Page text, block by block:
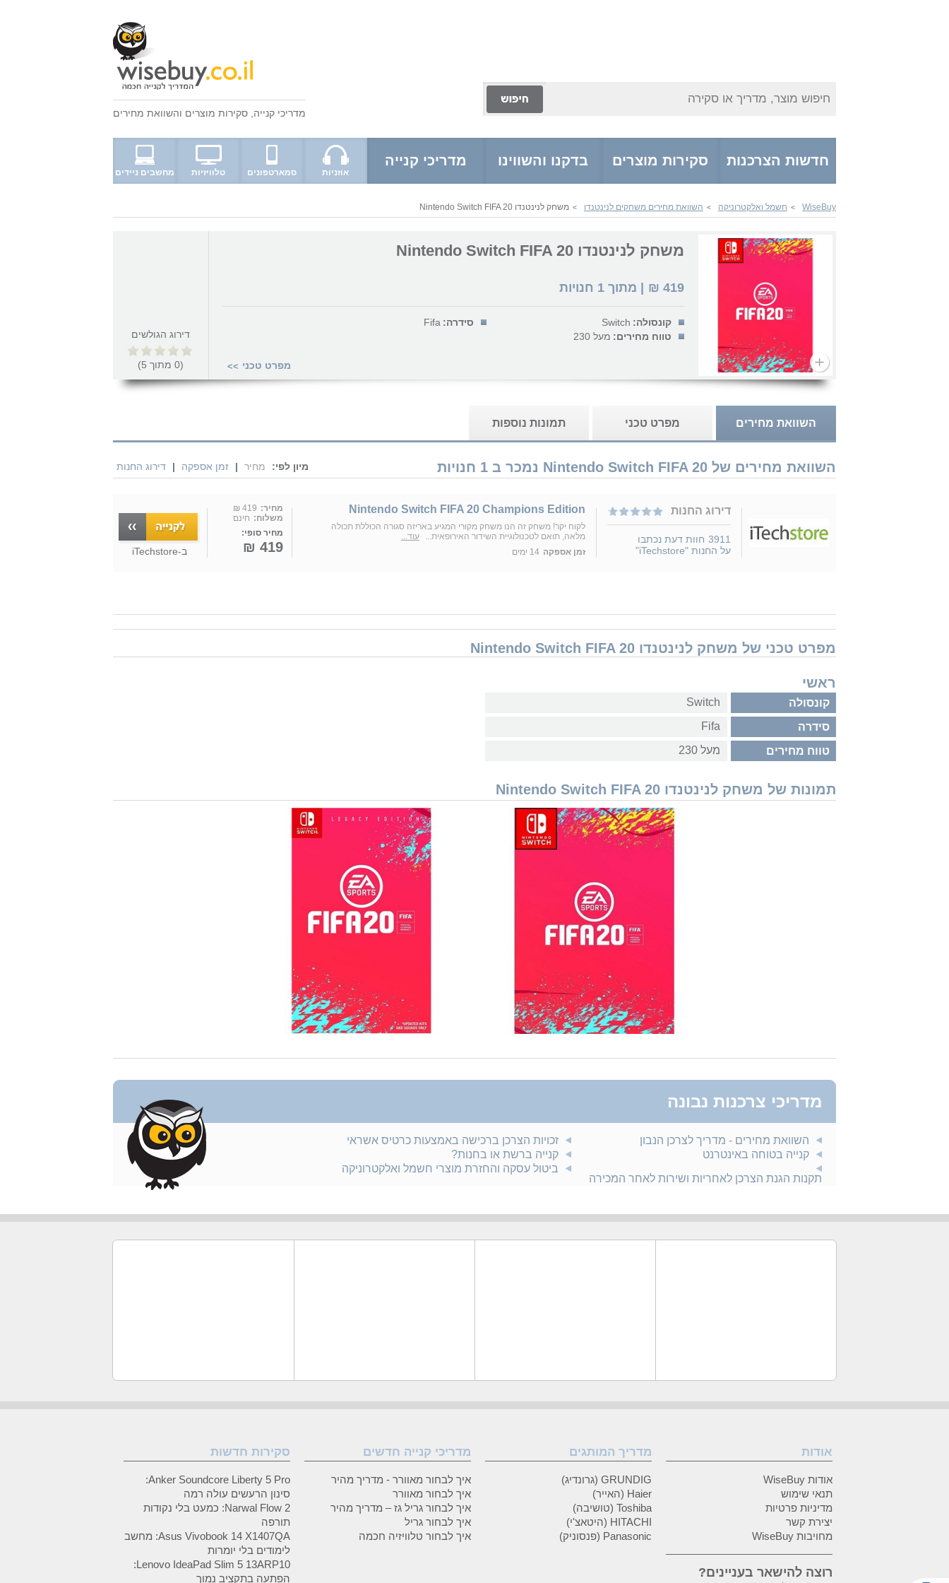
חיפוש מוצר, מדריך או סקירה
מדריכי קנייה סקירות מוצרים והשוואת מחירים
חדשות הצרכנות סקירות מוצרים בדקנו והשווינו מדריכי קנייה
אוזניות סמארטפונים טלוויזיות מחשבים ניידים
WiseBuy
> חשמל ואלקטרוניקה > השוואת מחירים משחקים לנינטנדו > משחק לנינטנדו Nintendo Switch FIFA 20
משחק לנינטנדו Nintendo Switch FIFA 20
419
₪ | מתוך 1 חנויות
קונסולה: Switch סידרה: Fifa
טווח מחירים: מעל 230
מפרט טכני >>
דירוג הגולשים
(
0 מתוך 5
)
השוואת מחירים מפרט טכני תמונות נוספות
השוואת מחירים של Nintendo Switch FIFA 20 נמכר ב 1 חנויות מיון לפי: מחיר | זמן אספקה | דירוג החנות
דירוג החנות
3911 חוות דעת נכתבו
על החנות "iTechstore"
Nintendo Switch FIFA 20 Champions Edition
לקוח יקר! משחק זה הנו משחק מקורי המגיע באריזה סגורה הכוללת תכולה
מלאה, תואם לטכנולוגיית השידור האירופאית...
עוד...
זמן אספקה 14 ימים
מחיר: 419 ₪
משלוח: חינם
מחיר סופי:
419 ₪ ב-iTechstore
מפרט טכני של משחק לנינטנדו Nintendo Switch FIFA 20
ראשי
קונסולה Switch
סידרה Fifa
טווח מחירים מעל 230
תמונות של משחק לנינטנדו Nintendo Switch FIFA 20
מדריכי צרכנות נבונה
השוואת מחירים - מדריך לצרכן הנבון
קנייה בטוחה באינטרנט
תקנות הגנת הצרכן לאחריות ושירות לאחר המכירה
זכויות הצרכן ברכישה באמצעות כרטיס אשראי
קנייה ברשת או בחנות?
ביטול עסקה והחזרת מוצרי חשמל ואלקטרוניקה
אודות
אודות WiseBuy
תנאי שימוש
מדיניות פרטיות
יצירת קשר
מחויבות WiseBuy
רוצה להישאר בעניינים?
מדריך המותגים
GRUNDIG (גרונדיג)
Haier (האייר)
Toshiba (טושיבה)
HITACHI (היטאצ'י)
Panasonic (פנסוניק)
מדריכי קנייה חדשים
איך לבחור מאוורר - מדריך מהיר
איך לבחור מאוורר
איך לבחור גריל גז – מדריך מהיר
איך לבחור גריל
איך לבחור טלוויזיה חכמה
סקירות חדשות
Anker Soundcore Liberty 5 Pro:
סינון הרעשים עולה רמה
Narwal Flow 2: כמעט בלי נקודות
תורפה
Asus Vivobook 14 X1407QA: מחשב
לימודים בלי יומרות
Lenovo IdeaPad Slim 5 13ARP10:
הפתעה בתקציב נמוך